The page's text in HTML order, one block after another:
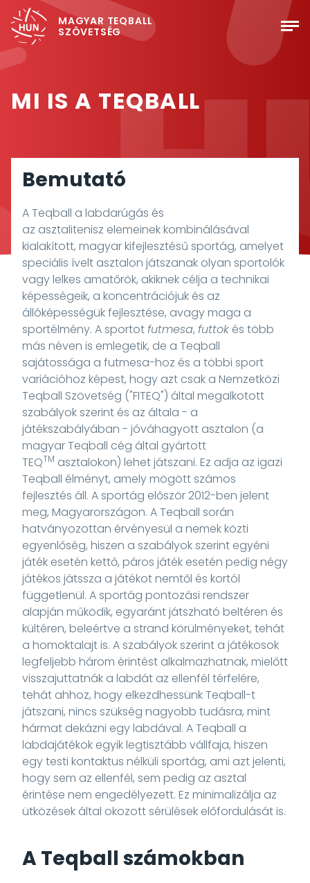
MAGYAR TEQBALL
SZÖVETSÉG
MI IS A TEQBALL
Bemutató
A Teqball a labdarúgás és
az asztalitenisz elemeinek kombinálásával
kialakított, magyar kifejlesztésű sportág, amelyet
speciális ívelt asztalon játszanak olyan sportolók
vagy lelkes amatőrök, akiknek célja a technikai
képességeik, a koncentrációjuk és az
állóképességük fejlesztése, avagy maga a
sportélmény. A sportotfutmesa, futtok és több
más néven is emlegetik, de a Teqball
sajátossága a futmesa-hoz és a többi sport
variációhoz képest, hogy azt csak a Nemzetközi
Teqball Szövetség ("FITEQ") által megalkotott
szabályok szerint és az általa - a
játékszabályában - jóváhagyott asztalon (a
magyar Teqball cég által gyártott
TEQTM asztalokon) lehet játszani. Ez adja az igazi
Teqball élményt, amely mögött számos
fejlesztés áll. A sportág először 2012-ben jelent
meg, Magyarországon. A Teqball során
hatványozottan érvényesül a nemek közti
egyenlőség, hiszen a szabályok szerint egyéni
játék esetén kettő, páros játék esetén pedig négy
játékos játssza a játékot nemtől és kortól
függetlenül. A sportág pontozási rendszer
alapján működik, egyaránt játszható beltéren és
kültéren, beleértve a strand körülményeket, tehát
a homoktalajt is. A szabályok szerint a játékosok
legfeljebb három érintést alkalmazhatnak, mielőtt
visszajuttatnák a labdát az ellenfél térfelére,
tehát ahhoz, hogy elkezdhessünk Teqball-t
játszani, nincs szükség nagyobb tudásra, mint
hármat dekázni egy labdával. A Teqball a
labdajátékok egyik legtisztább vállfaja, hiszen
egy testi kontaktus nélküli sportág, ami azt jelenti,
hogy sem az ellenfél, sem pedig az asztal
érintése nem engedélyezett. Ez minimalizálja az
ütközések által okozott sérülések előfordulását is.
A Teqball számokban